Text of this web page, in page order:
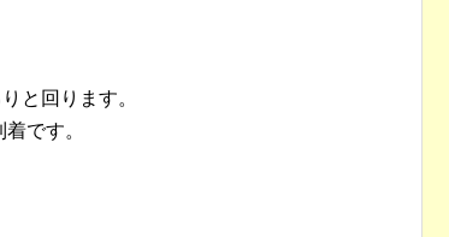
と回ります。
です。